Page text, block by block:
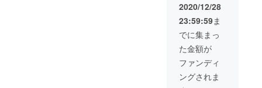
便送料
215円込
みとな
りま
す。
2020/12/28
23:59:59ま
でに集まっ
た金額が
ファンディ
ングされま